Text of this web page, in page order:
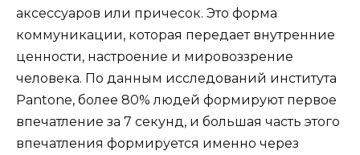
аксессуаров или причесок. Это форма
коммуникации, которая передает внутренние
ценности, настроение и мировоззрение
человека. По данным исследований института
Pantone, более 80% людей формируют первое
впечатление за 7 секунд, и большая часть этого
впечатления формируется именно через